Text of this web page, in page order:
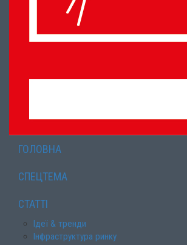
ГОЛОВНА
СПЕЦТЕМА
СТАТТІ
Ідеї & тренди
Інфраструктура ринку